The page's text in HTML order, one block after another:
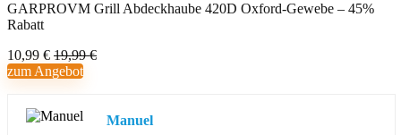
GARPROVM Grill Abdeckhaube 420D Oxford-Gewebe – 45%
Rabatt
10,99 € 19,99 €
zum Angebot
Manuel